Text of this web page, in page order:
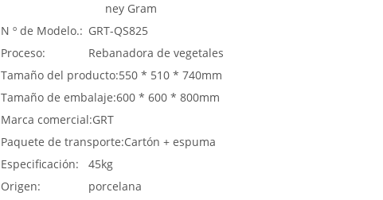
ney Gram
N º de Modelo.: GRT-QS825
Proceso:
Rebanadora de vegetales
Tamaño del producto:550 * 510 * 740mm
Tamaño de embalaje:600 * 600 * 800mm
Marca comercial:GRT
Paquete de transporte:Cartón + espuma
Especificación:
45kg
Origen:
porcelana